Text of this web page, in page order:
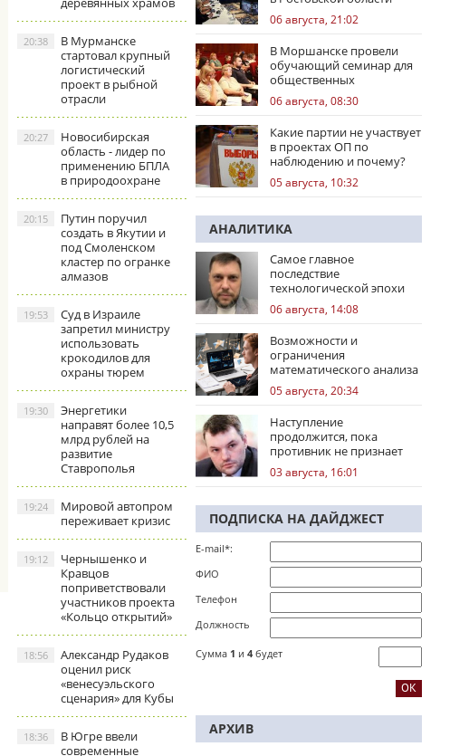
В Мурманске
стартовал крупный
логистический
проект в рыбной
отрасли
20:38
Новосибирская
область - лидер по
применению БПЛА
в природоохране
20:27
Путин поручил
создать в Якутии и
под Смоленском
кластер по огранке
алмазов
20:15
Суд в Израиле
запретил министру
использовать
крокодилов для
охраны тюрем
19:53
Энергетики
направят более 10,5
млрд рублей на
развитие
Ставрополья
19:30
Мировой автопром
переживает кризис
19:24
Чернышенко и
Кравцов
поприветствовали
участников проекта
«Кольцо открытий»
19:12
Александр Рудаков
оценил риск
«венесуэльского
сценария» для Кубы
18:56
В Югре ввели
современные
18:36
06 августа, 21:02
В Моршанске провели
обучающий семинар для
общественных
наблюдателей
06 августа, 08:30
Какие партии не участвует
в проектах ОП по
наблюдению и почему?
05 августа, 10:32
АНАЛИТИКА
Самое главное
последствие
технологической эпохи
06 августа, 14:08
Возможности и
ограничения
математического анализа
избирательных кампаний
05 августа, 20:34
Наступление
продолжится, пока
противник не признает
стратегическое
поражение
03 августа, 16:01
ПОДПИСКА НА ДАЙДЖЕСТ
E-mail*:
ФИО
Телефон
Должность
Сумма 1 и 4 будет
АРХИВ